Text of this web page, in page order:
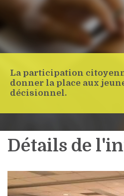
La participation
donner la place aux
décisionnel.
Détails de